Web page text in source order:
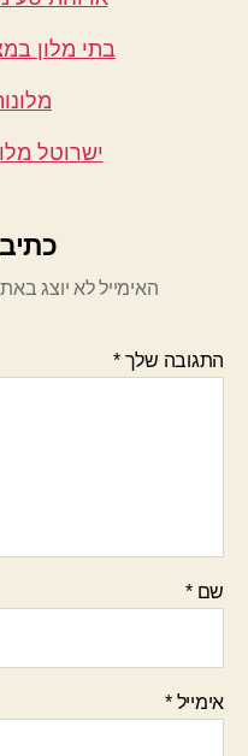
בתי מלון
ישרוטל
האימייל לא יוצג
התגובה שלך*
שם*
אימייל*